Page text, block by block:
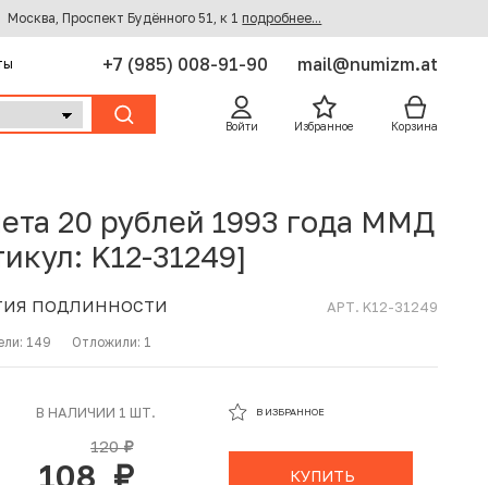
Москва, Проспект Будённого 51, к 1 подробнее...
+7 (985) 008-91-90 mail@numizm.at
Войти Избранное Корзина
20 рублей 1993 года ММД
K12-31249]
ПОДЛИННОСТИ АРТ. K12-31249
149 Отложили: 1
В НАЛИЧИИ 1 ШТ.
120руб.
108
В ИЗБРАННОЕ
КУПИТЬ